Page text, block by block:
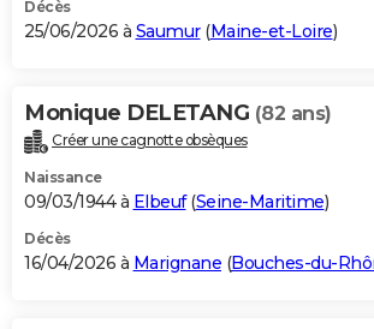
Décès
25/06/2026 à Saumur(Maine-et-Loire)
Monique DELETANG (82 ans)
Créer une cagnotte obsèques
Naissance
09/03/1944 à Elbeuf(Seine-Maritime)
Décès
16/04/2026 à Marignane (Bouches-du-